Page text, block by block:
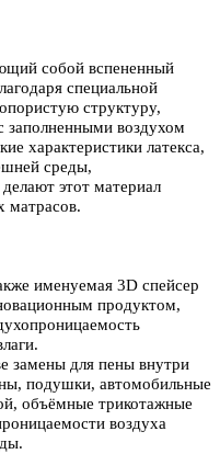
собой вспененный
специальной
структуру,
воздухом
характеристики латекса,
среды,
этот материал
матрасов.
именуемая 3D спейсер
продуктом,
замены для пены внутри
подушки, автомобильные
объёмные трикотажные
воздуха